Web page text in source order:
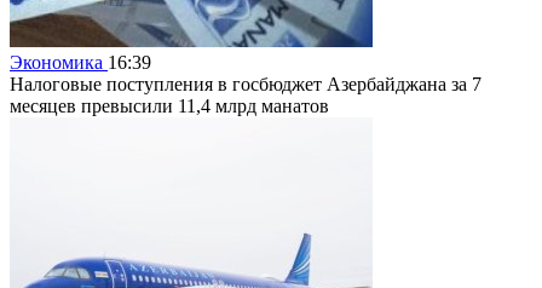
Экономика 16:39
Налоговые поступления в госбюджет Азербайджана за 7
месяцев превысили 11,4 млрд манатов